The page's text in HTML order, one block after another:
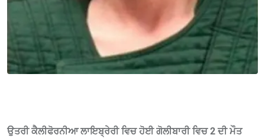
ਉਤਰੀ ਕੈਲੀਫੋਰਨੀਆ ਲਾਇਬ੍ਰੇਰੀ ਵਿਚ ਹੋਈ ਗੋਲੀਬਾਰੀ ਵਿਚ 2 ਦੀ ਮੌਤ